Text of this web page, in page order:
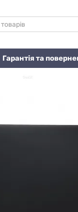
Гарантія та